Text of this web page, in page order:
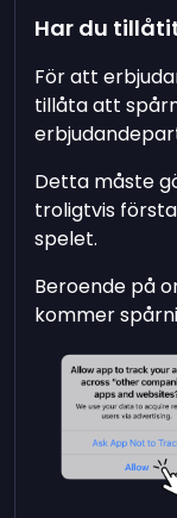
Har du
För att
tillåta att
Detta måste
troligtvis
spelet.
Beroende på
kommer